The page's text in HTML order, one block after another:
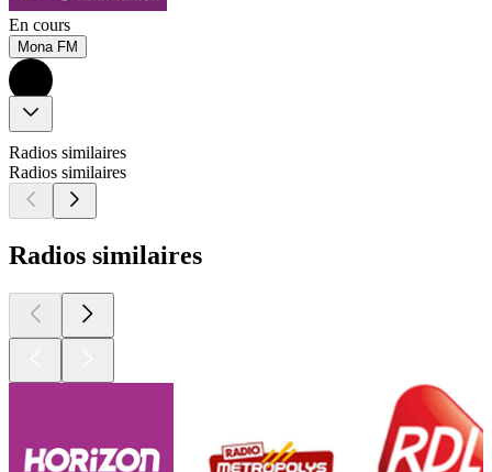
En cours
Mona FM
Radios similaires
Radios similaires
Radios similaires